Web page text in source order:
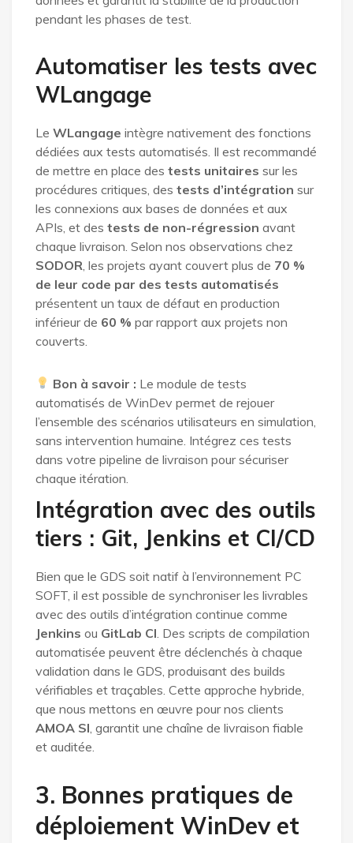
pendant les phases de test.
Automatiser les tests avec
WLangage
Le WLangage intègre nativement des fonctions
dédiées aux tests automatisés. Il est recommandé
de mettre en place des tests unitaires sur les
procédures critiques, des tests d’intégration sur
les connexions aux bases de données et aux
APIs, et des tests de non-régression avant
chaque livraison. Selon nos observations chez
SODOR , les projets ayant couvert plus de 70 %
de leur code par des tests automatisés
présentent un taux de défaut en production
inférieur de 60 % par rapport aux projets non
couverts.
Bon à savoir : Le module de tests
automatisés de WinDev permet de rejouer
l’ensemble des scénarios utilisateurs en simulation,
sans intervention humaine. Intégrez ces tests
dans votre pipeline de livraison pour sécuriser
chaque itération.
Intégration avec des outils
tiers : Git, Jenkins et CI/CD
Bien que le GDS soit natif à l’environnement PC
SOFT, il est possible de synchroniser les livrables
avec des outils d’intégration continue comme
Jenkins ou GitLab CI . Des scripts de compilation
automatisée peuvent être déclenchés à chaque
validation dans le GDS, produisant des builds
vérifiables et traçables. Cette approche hybride,
que nous mettons en œuvre pour nos clients
AMOA SI , garantit une chaîne de livraison fiable
et auditée.
3. Bonnes pratiques de
déploiement WinDev et